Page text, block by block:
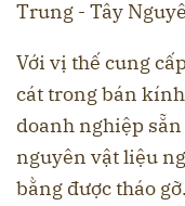
Trung - Tây
Với vị thế cung
cát trong bán
doanh nghiệp
nguyên vật liệu
bằng được tháo